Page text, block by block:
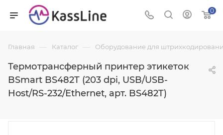
0
Главная — Каталог — Оборудование для
Термотрансферный принтер этикеток
BSmart BS482T (203 dpi, USB/USB-
Host/RS-232/Ethernet, арт. BS482T)